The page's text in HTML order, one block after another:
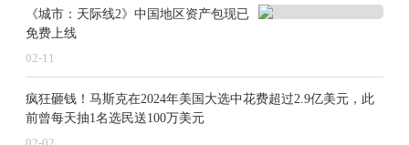
《城市：天际线2》中国地区资产包现已
免费上线
02-11
疯狂砸钱！马斯克在2024年美国大选中花费超过2.9亿美元，此
前曾每天抽1名选民送100万美元